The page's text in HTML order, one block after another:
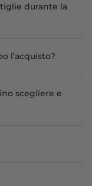
durante la
l’acquisto?
scegliere e